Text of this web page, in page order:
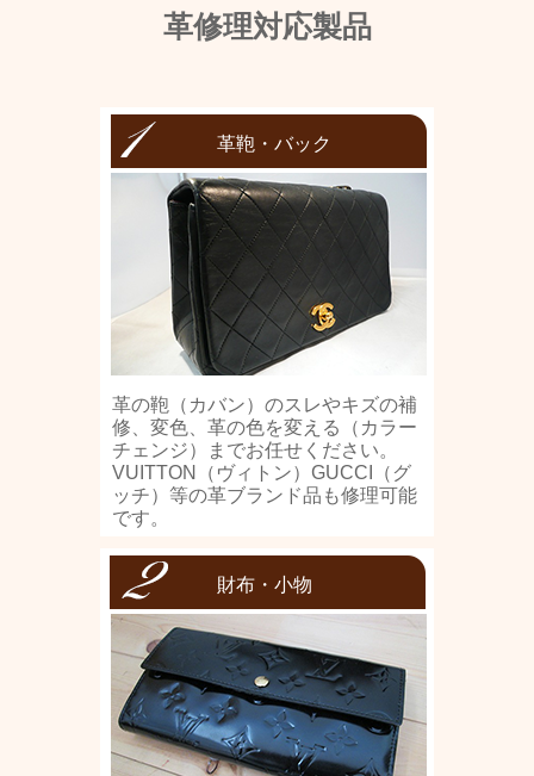
革修理対応製品
革鞄・バック
革の鞄（カバン）のスレやキズの補
修、変色、革の色を変える（カラー
チェンジ）までお任せください。
VUITTON（ヴィトン）GUCCI（グ
ッチ）等の革ブランド品も修理可能
です。
財布・小物